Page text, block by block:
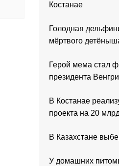
Костанае
Голодная
мёртвого
Герой мема стал
президента
В Костанае
проекта на 20
В Казахстане
У домашних